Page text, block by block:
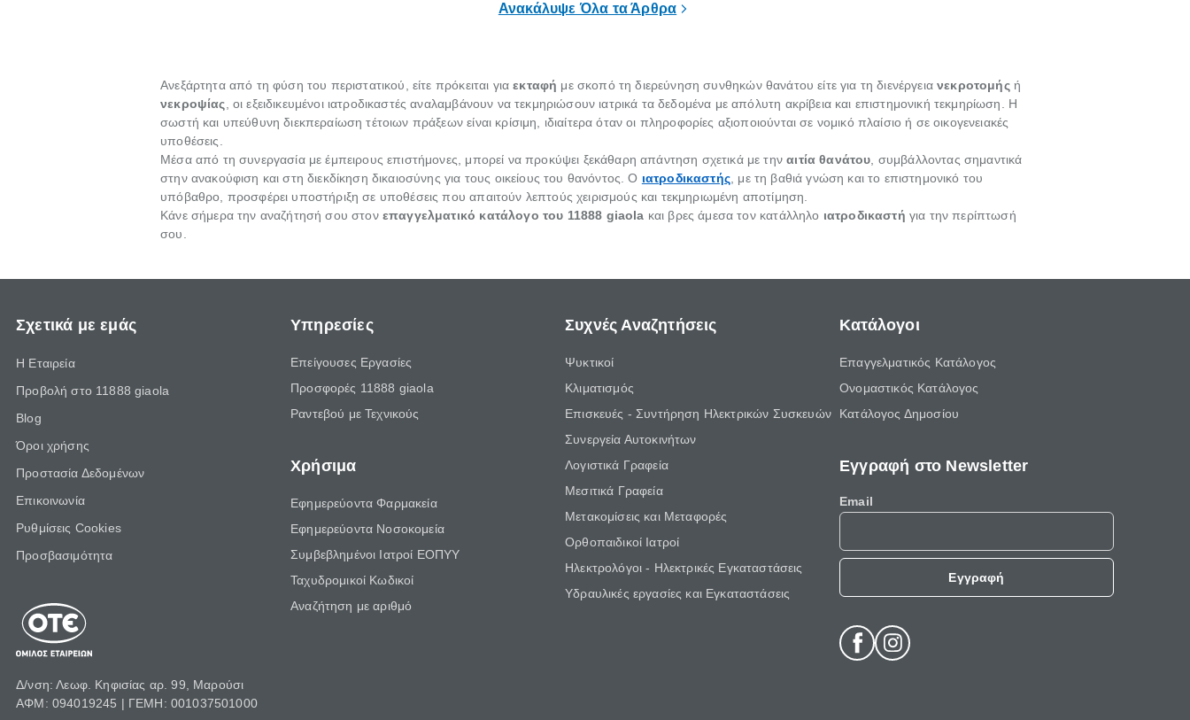
Ανακάλυψε Όλα τα Άρθρα
Ανεξάρτητα από τη φύση του περιστατικού, είτε πρόκειται γιαεκταφή με σκοπό τη διερεύνηση συνθηκών θανάτου είτε για τη διενέργειανεκροτομήςή
νεκροψίας , οι εξειδικευμένοι ιατροδικαστές αναλαμβάνουν να τεκμηριώσουν ιατρικά τα δεδομένα με απόλυτη ακρίβεια και επιστημονική τεκμηρίωση. Η
σωστή και υπεύθυνη διεκπεραίωση τέτοιων πράξεων είναι κρίσιμη, ιδιαίτερα όταν οι πληροφορίες αξιοποιούνται σε νομικό πλαίσιο ή σε οικογενειακές
υποθέσεις.
Μέσα από τη συνεργασία με έμπειρους επιστήμονες, μπορεί να προκύψει ξεκάθαρη απάντηση σχετικά με τηναιτία θανάτου , συμβάλλοντας σημαντικά
στην ανακούφιση και στη διεκδίκηση δικαιοσύνης για τους οικείους του θανόντος. Ο ιατροδικαστής , με τη βαθιά γνώση και το επιστημονικό του
υπόβαθρο, προσφέρει υποστήριξη σε υποθέσεις που απαιτούν λεπτούς χειρισμούς και τεκμηριωμένη αποτίμηση.
Κάνε σήμερα την αναζήτησή σου στον επαγγελματικό κατάλογο του 11888 giaola και βρες άμεσα τον κατάλληλο ιατροδικαστή για την περίπτωσή
σου.
Σχετικά με εμάς
Η Εταιρεία
Προβολή στο 11888 giaola
Blog
Όροι χρήσης
Προστασία Δεδομένων
Επικοινωνία
Ρυθμίσεις Cookies
Προσβασιμότητα
Δ/νση: Λεωφ. Κηφισίας αρ. 99, Μαρούσι
ΑΦΜ: 094019245 | ΓΕΜΗ: 001037501000
Υπηρεσίες
Επείγουσες Εργασίες
Προσφορές 11888 giaola
Ραντεβού με Τεχνικούς
Χρήσιμα
Εφημερεύοντα Φαρμακεία
Εφημερεύοντα Νοσοκομεία
Συμβεβλημένοι Ιατροί ΕΟΠΥΥ
Ταχυδρομικοί Κωδικοί
Αναζήτηση με αριθμό
Συχνές Αναζητήσεις
Ψυκτικοί
Κλιματισμός
Επισκευές - Συντήρηση Ηλεκτρικών Συσκευών
Συνεργεία Αυτοκινήτων
Λογιστικά Γραφεία
Μεσιτικά Γραφεία
Μετακομίσεις και Μεταφορές
Ορθοπαιδικοί Ιατροί
Ηλεκτρολόγοι - Ηλεκτρικές Εγκαταστάσεις
Υδραυλικές εργασίες και Εγκαταστάσεις
Κατάλογοι
Επαγγελματικός Κατάλογος
Ονομαστικός Κατάλογος
Κατάλογος Δημοσίου
Εγγραφή στο Newsletter
Email
Εγγραφή